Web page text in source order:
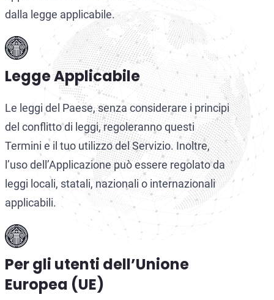
dalla legge applicabile.
Legge Applicabile
Le leggi del Paese, senza considerare i principi
del conflitto di leggi, regoleranno questi
Termini e il tuo utilizzo del Servizio. Inoltre,
l’uso dell’Applicazione può essere regolato da
leggi locali, statali, nazionali o internazionali
applicabili.
Per gli utenti dell’Unione
Europea (UE)